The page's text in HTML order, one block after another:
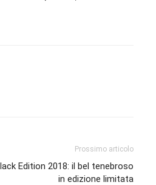
Prossimo articolo
Edition 2018: il bel tenebroso
in edizione limitata